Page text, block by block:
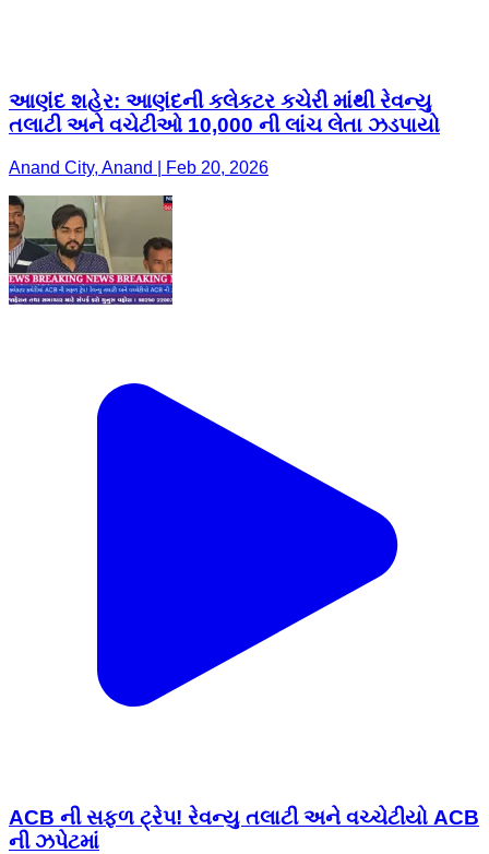
આણંદ શહેર: આણંદની કલેકટર કચેરી માંથી રેવન્યુ
તલાટી અને વચેટીઓ 10,000 ની લાંચ લેતા ઝડપાયો
Anand City, Anand | Feb 20, 2026
ACB ની સફળ ટ્રેપ! રેવન્યુ તલાટી અને વચ્ચેટીયો ACB
ની ઝપેટમાં